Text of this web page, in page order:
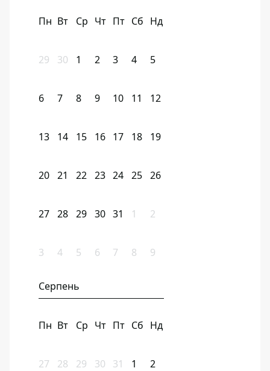
Пн Вт Ср Чт Пт Сб Нд
29 30 1 2 3 4 5
6 7 8 9 10 11 12
13 14 15 16 17 18 19
20 21 22 23 24 25 26
27 28 29 30 31 1 2
3 4 5 6 7 8 9
Серпень
Пн Вт Ср Чт Пт Сб Нд
27 28 29 30 31 1 2